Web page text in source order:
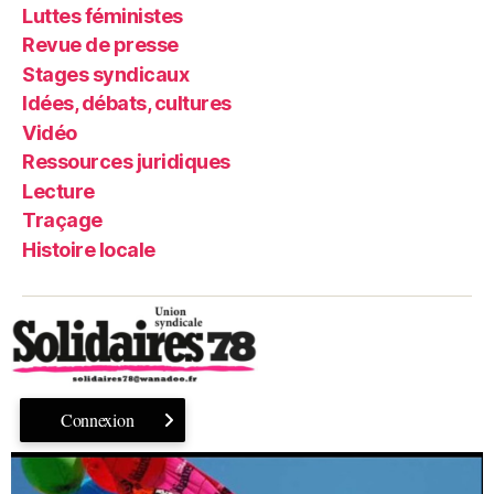
Luttes féministes
Revue de presse
Stages syndicaux
Idées, débats, cultures
Vidéo
Ressources juridiques
Lecture
Traçage
Histoire locale
Connexion